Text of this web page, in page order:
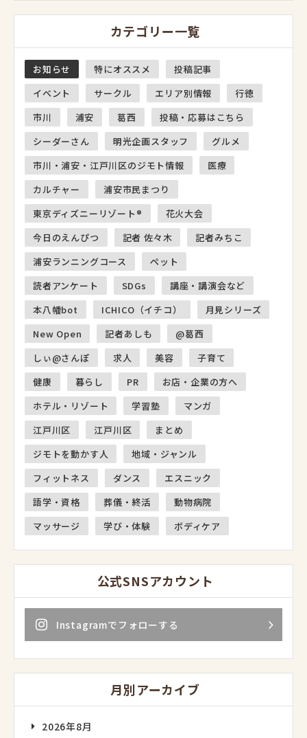
カテゴリー一覧
お知らせ 特にオススメ
投稿記事
イベント
サークル エリア別情報
行徳
市川
浦安 葛西
投稿・応募はこちら
シーダーさん
明光企画スタッフ
グルメ
市川・浦安・江戸川区のジモト情報
医療
カルチャー
浦安市民まつり
東京ディズニーリゾート®
花火大会
今日のえんぴつ
記者 佐々木
記者みちこ
浦安ランニングコース
ペット
読者アンケート
SDGs
講座・講演会など
本八幡bot
ICHICO（イチコ）
月見シリーズ
New Open
記者あしも
@葛西
しぃ@さんぽ
求人 美容
子育て
健康
暮らし PR
お店・企業の方へ
ホテル・リゾート
学習塾
マンガ
江戸川区
江戸川区
まとめ
ジモトを動かす人
地域・ジャンル
フィットネス
ダンス
エスニック
語学・資格
葬儀・終活
動物病院
マッサージ
学び・体験 ボディケア
公式SNSアカウント
Instagramでフォローする
月別アーカイブ
2026年8月